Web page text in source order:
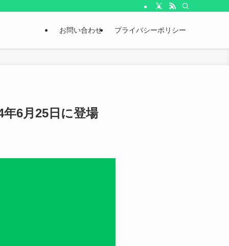
お問い合わせ プライバシーポリシー
6月25日に登場